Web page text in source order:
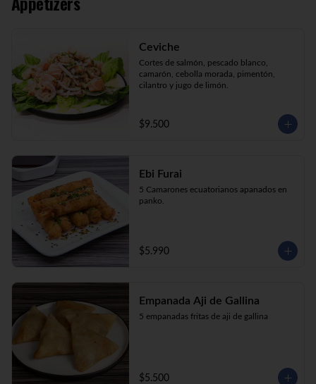
Katsu Roll (10) Pollo, queso crema,
cebollín, apanado en panko.
Ceviche
Cortes de salmón, pescado blanco,
camarón, cebolla morada, pimentón,
cilantro y jugo de limón.
$9.500
Ebi Furai
5 Camarones ecuatorianos apanados en
panko.
$5.990
Empanada Aji de Gallina
5 empanadas fritas de aji de gallina
$5.500